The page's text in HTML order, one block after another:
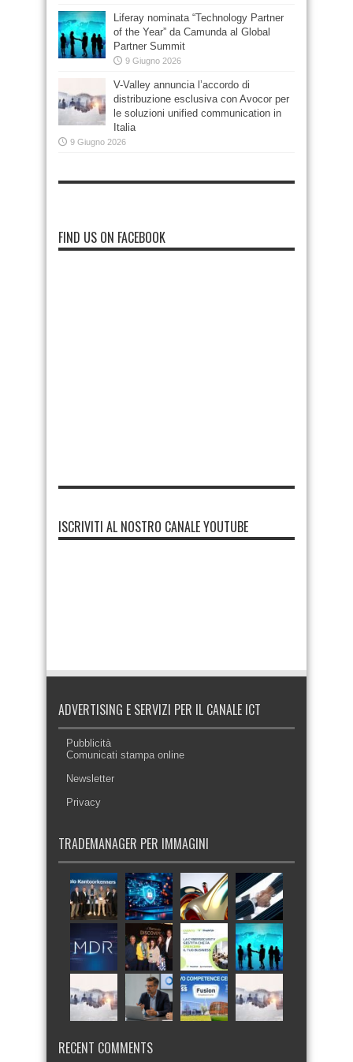
Liferay nominata “Technology Partner
of the Year” da Camunda al Global
Partner Summit
9 Giugno 2026
V-Valley annuncia l’accordo di
distribuzione esclusiva con Avocor per
le soluzioni unified communication in
Italia
9 Giugno 2026
FIND US ON FACEBOOK
ISCRIVITI AL NOSTRO CANALE YOUTUBE
ADVERTISING E SERVIZI PER IL CANALE ICT
Pubblicità
Comunicati stampa online
Newsletter
Privacy
TRADEMANAGER PER IMMAGINI
RECENT COMMENTS